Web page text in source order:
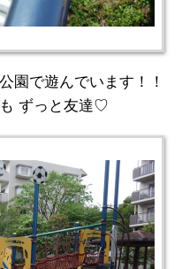
園で遊んでいます！！
ずっと友達♡